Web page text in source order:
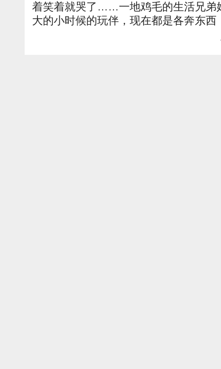
着笑着就哭了……一地鸡毛的生活兄弟
大的小时候的玩伴，现在都是各奔东西